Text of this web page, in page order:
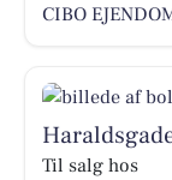
CIBO
Til salg hos